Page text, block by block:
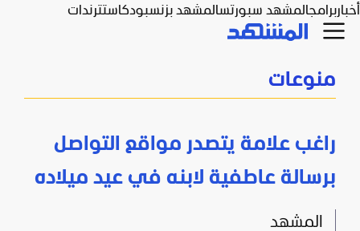
أخباربرامجالمشهد سبورتسالمشهد بزنسبودكاستترندات
منوعات
راغب علامة يتصدر مواقع التواصل
برسالة عاطفية لابنه في عيد ميلاده
المشهد